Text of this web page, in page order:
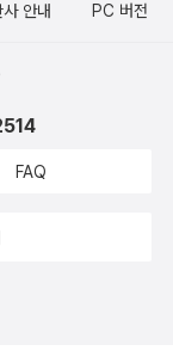
사 안내 PC 버전
FAQ